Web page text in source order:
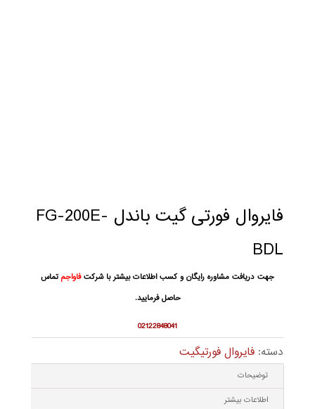
فایروال فورتی گیت باندل FG-200E-
BDL
جهت دریافت مشاوره رایگان و کسب اطلاعات بیشتر با شرکتفاواجم تماس
حاصل فرمایید.
02122848041
دسته: فایروال فورتیگیت
توضیحات
اطلاعات بیشتر